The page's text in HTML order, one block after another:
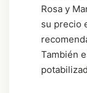
Rosa y
su precio
También